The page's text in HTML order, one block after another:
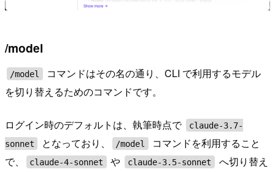
/model
/model
コマンドはその名の通り、CLI で利用するモデル
を切り替えるためのコマンドです。
ログイン時のデフォルトは、執筆時点で
claude-3.7-
sonnet
となっており、 /model
コマンドを利用すること
で、
claude-4-sonnet や claude-3.5-sonnet
へ切り替え